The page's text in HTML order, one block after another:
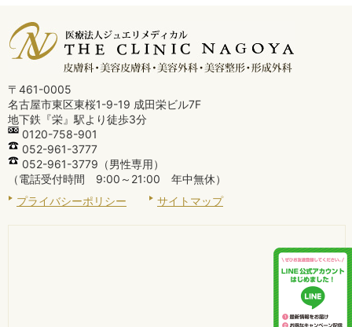
〒461-0005
名古屋市東区東桜1-9-19 成田栄ビル7F
地下鉄『栄』駅より徒歩3分
0120-758-901
052-961-3777
052-961-3779（男性専用）
（電話受付時間 9:00～21:00 年中無休）
プライバシーポリシー
サイトマップ